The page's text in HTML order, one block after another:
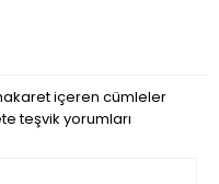
içeren cümleler
teşvik yorumları